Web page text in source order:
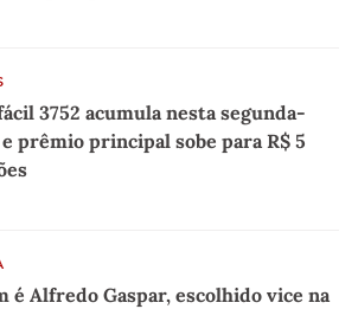
3752 acumula nesta segunda-
prêmio principal sobe para R$ 5
é Alfredo Gaspar, escolhido vice na